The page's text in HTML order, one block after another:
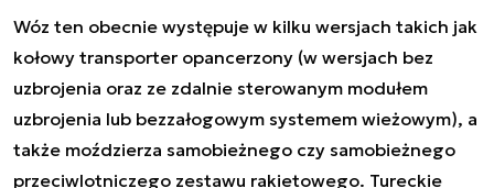
Wóz ten obecnie występuje w kilku wersjach takich jak
kołowy transporter opancerzony (w wersjach bez
uzbrojenia oraz ze zdalnie sterowanym modułem
uzbrojenia lub bezzałogowym systemem wieżowym), a
także moździerza samobieżnego czy samobieżnego
przeciwlotniczego zestawu rakietowego. Tureckie